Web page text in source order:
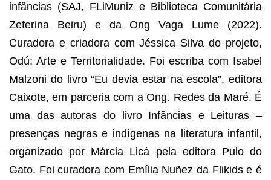
infâncias (SAJ, FLiMuniz e Biblioteca Comunitária
Zeferina Beiru) e da Ong Vaga Lume (2022).
Curadora e criadora com Jéssica Silva do projeto,
Odú: Arte e Territorialidade. Foi escriba com Isabel
Malzoni do livro “Eu devia estar na escola”, editora
Caixote, em parceria com a Ong. Redes da Maré. É
uma das autoras do livro Infâncias e Leituras –
presenças negras e indígenas na literatura infantil,
organizado por Márcia Licá pela editora Pulo do
Gato. Foi curadora com Emília Nuñez da Flikids e é